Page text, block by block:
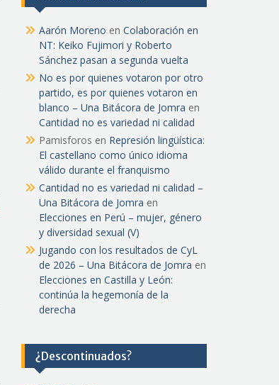
Aarón Moreno en Colaboración en
NT: Keiko Fujimori y Roberto
Sánchez pasan a segunda vuelta
No es por quienes votaron por otro
partido, es por quienes votaron en
blanco – Una Bitácora de Jomra en
Cantidad no es variedad ni calidad
Pamisforos en Represión lingüística:
El castellano como único idioma
válido durante el franquismo
Cantidad no es variedad ni calidad –
Una Bitácora de Jomra en
Elecciones en Perú – mujer, género
y diversidad sexual (V)
Jugando con los resultados de CyL
de 2026 – Una Bitácora de Jomra en
Elecciones en Castilla y León:
continúa la hegemonía de la
derecha
¿Descontinuados?